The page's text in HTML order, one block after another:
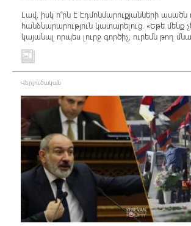
Լավ, իսկ ո՞րն է էդմոնմարուքյանների
հանձնարարություն կատարելուց. «Եթե մենք
կայանալ որպես լուրջ գործիչ, ուրեմն թող
Վերլուծական